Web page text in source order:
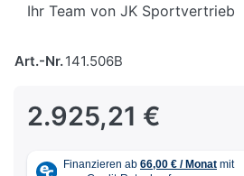
Ihr Team von JK Sportvertrieb
Art.-Nr.141.506B
2.925,21 €